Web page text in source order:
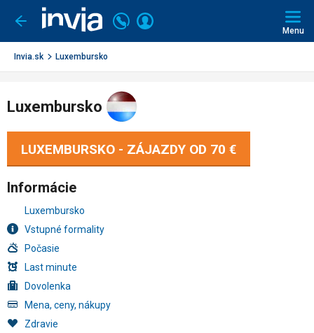
Ísť
späť
Volajte
+421
2
Prihlásiť
Menu
Invia.sk Luxembursko
Luxembursko
LUXEMBURSKO - ZÁJAZDY OD 70 €
Informácie
Luxembursko
Vstupné formality
Počasie
Last minute
Dovolenka
Mena, ceny, nákupy
Zdravie